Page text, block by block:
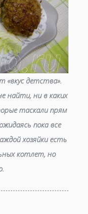
«вкус детства».
найти, ни в каких
таскали прям
пока все
хозяйки есть
котлет, но